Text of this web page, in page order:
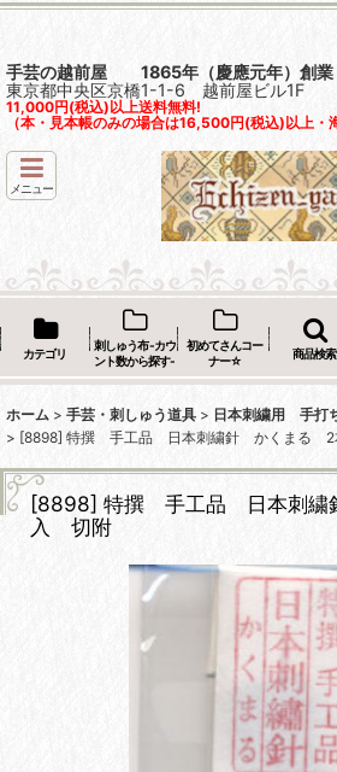
手芸の越前屋 1865年（慶應元年）創業
東京都中央区京橋1-1-6 越前屋ビル1F
11,000円(税込)以上送料無料!
（本・見本帳のみの場合は16,500円(税込)以上・
メニュー
カテゴリ
刺しゅう布 -カウ
ント数から探す-
初めてさんコー
ナー☆
商品検索
ホーム > 手芸・刺しゅう道具 > 日本刺繍用 手打
> [8898] 特撰 手工品 日本刺繍針 かくまる
[8898] 特撰 手工品 日本刺
入 切附